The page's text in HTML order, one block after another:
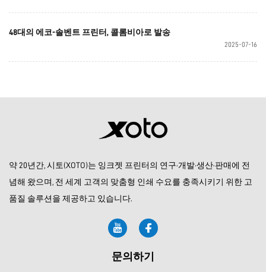
48대의 에코-솔벤트 프린터, 콜롬비아로 발송
2025-07-16
약 20년간, 시토(XOTO)는 잉크젯 프린터의 연구·개발·생산·판매에 전
념해 왔으며, 전 세계 고객의 맞춤형 인쇄 수요를 충족시키기 위한 고
품질 솔루션을 제공하고 있습니다.
문의하기